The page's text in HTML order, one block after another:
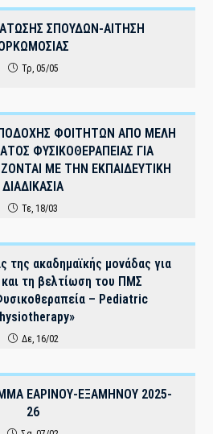
ΣΠΟΥΔΩΝ-ΑΙΤΗΣΗ
Τρ, 05/05
ΦΟΙΤΗΤΩΝ ΑΠΟ ΜΕΛΗ
ΦΥΣΙΚΟΘΕΡΑΠΕΙΑΣ ΓΙΑ
ΜΕ ΤΗΝ ΕΚΠΑΙΔΕΥΤΙΚΗ
ΔΙΑΔΙΚΑΣΙΑ
Τε, 18/03
της ακαδημαϊκής μονάδας για
τη βελτίωση του ΠΜΣ
– Pediatric
Δε, 16/02
EAΡΙΝΟΥ-ΕΞΑΜΗΝΟΥ 2025-
26